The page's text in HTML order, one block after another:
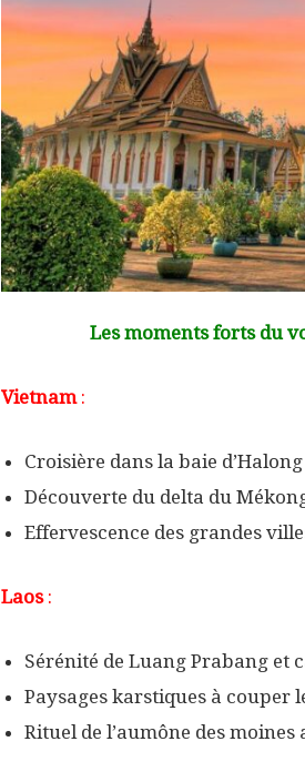
Les moments forts du
Vietnam:
Croisière dans la baie
Découverte du delta du
Effervescence des grandes
Laos:
Sérénité de Luang Prabang et
Paysages karstiques à couper
Rituel de l’aumône des moines